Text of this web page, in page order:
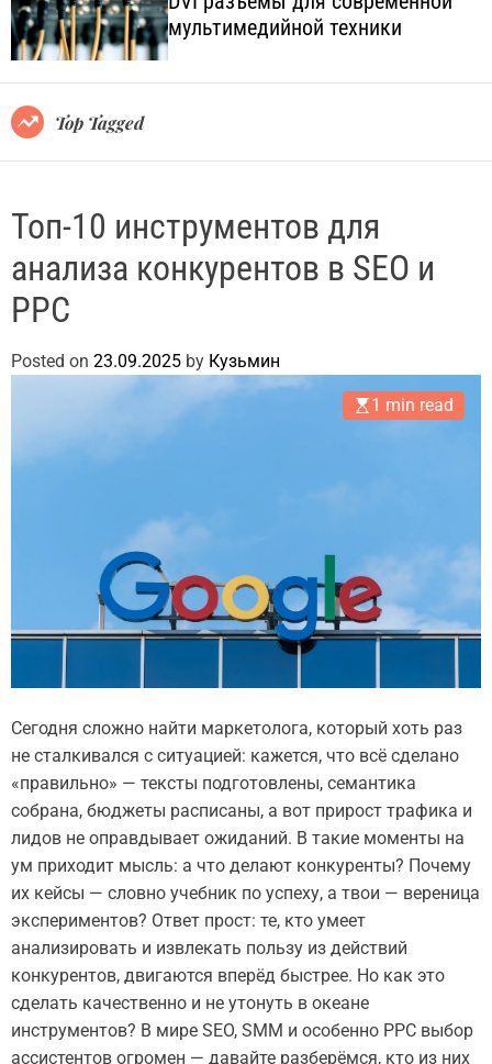
l
.
c
o
m
o
l
e
мультимедийной техники
Top Tagged
Топ-10 инструментов для
анализа конкурентов в SEO и
PPC
Posted on 23.09.2025 by Кузьмин
1 min read
Сегодня сложно найти маркетолога, который хоть раз
не сталкивался с ситуацией: кажется, что всё сделано
«правильно» — тексты подготовлены, семантика
собрана, бюджеты расписаны, а вот прирост трафика и
лидов не оправдывает ожиданий. В такие моменты на
ум приходит мысль: а что делают конкуренты? Почему
их кейсы — словно учебник по успеху, а твои — вереница
экспериментов? Ответ прост: те, кто умеет
анализировать и извлекать пользу из действий
конкурентов, двигаются вперёд быстрее. Но как это
сделать качественно и не утонуть в океане
инструментов? В мире SEO, SMM и особенно PPC выбор
ассистентов огромен — давайте разберёмся, кто из них